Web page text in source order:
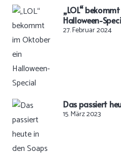
„LOL“
Halloween-
27. Februar 2024
Das passiert
15. März 2023